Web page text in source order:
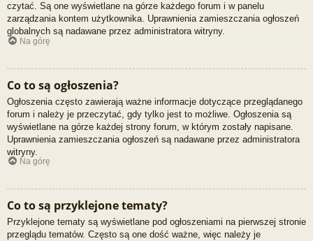
czytać. Są one wyświetlane na górze każdego forum i w panelu
zarządzania kontem użytkownika. Uprawnienia zamieszczania ogłoszeń
globalnych są nadawane przez administratora witryny.
Na górę
Co to są ogłoszenia?
Ogłoszenia często zawierają ważne informacje dotyczące przeglądanego
forum i należy je przeczytać, gdy tylko jest to możliwe. Ogłoszenia są
wyświetlane na górze każdej strony forum, w którym zostały napisane.
Uprawnienia zamieszczania ogłoszeń są nadawane przez administratora
witryny.
Na górę
Co to są przyklejone tematy?
Przyklejone tematy są wyświetlane pod ogłoszeniami na pierwszej stronie
przeglądu tematów. Często są one dość ważne, więc należy je